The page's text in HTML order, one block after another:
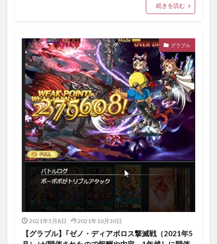
続きを読む
グラブル
2021年5月8日 2021年10月30日
【グラブル】｢ゼノ・ディアボロス撃滅戦（2021年5